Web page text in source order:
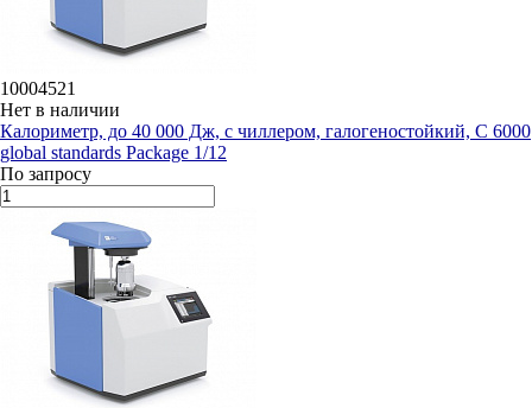
10004521
Нет в наличии
Калориметр, до 40 000 Дж, с чиллером, галогеностойкий, C 6000
global standards Package 1/12
По запросу